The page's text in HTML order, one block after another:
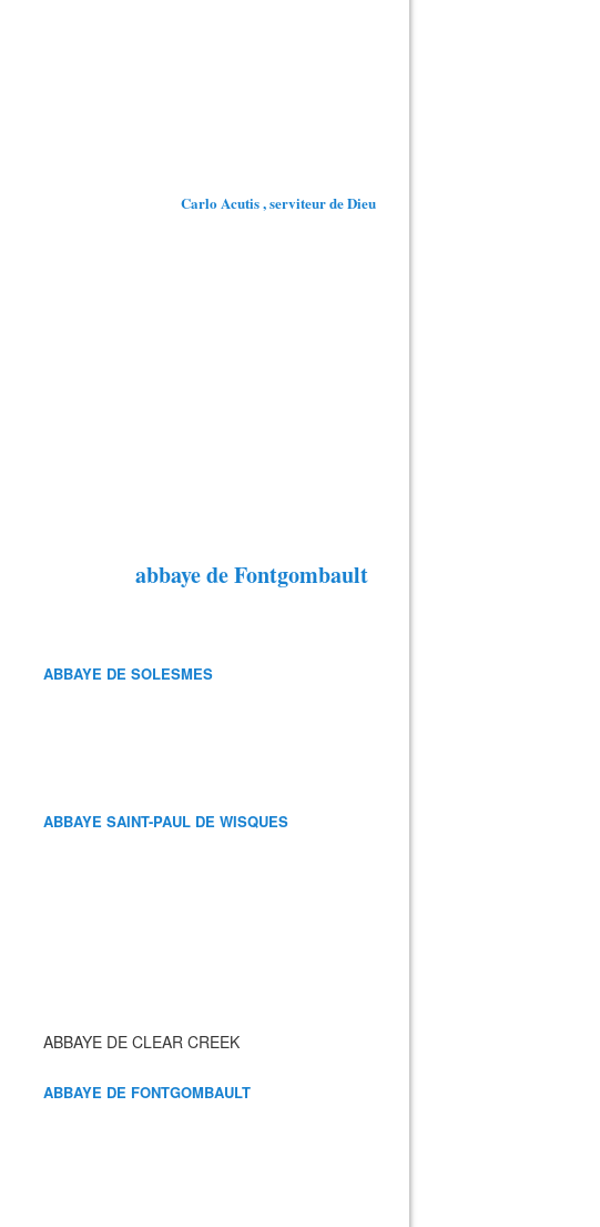
Carlo Acutis , serviteur de Dieu
abbaye de Fontgombault
ABBAYE DE SOLESMES
ABBAYE SAINT-PAUL DE WISQUES
ABBAYE DE CLEAR CREEK
ABBAYE DE FONTGOMBAULT